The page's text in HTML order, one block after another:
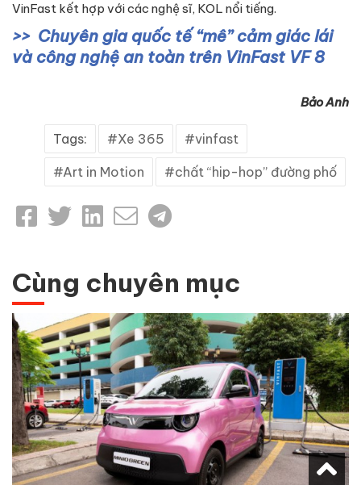
VinFast kết hợp với các nghệ sĩ, KOL nổi tiếng.
Chuyên gia quốc tế “mê” cảm giác lái
và công nghệ an toàn trên VinFast VF 8
Bảo Anh
Tags: Xe 365 vinfast
Art in Motion chất “hip-hop” đường phố
Cùng chuyên mục